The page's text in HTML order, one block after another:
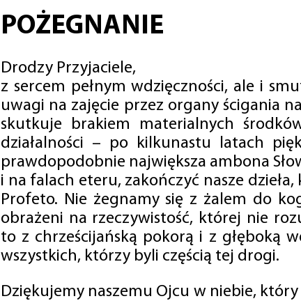
POŻEGNANIE
Drodzy Przyjaciele,
z sercem pełnym wdzięczności, ale i
uwagi na zajęcie przez organy ścigania
skutkuje brakiem materialnych
działalności – po kilkunastu latach
prawdopodobnie największa ambona
i na falach eteru, zakończyć nasze
Profeto. Nie żegnamy się z żalem do
obrażeni na rzeczywistość, której nie
to z chrześcijańską pokorą i z głęboką
wszystkich, którzy byli częścią tej drogi.
Dziękujemy naszemu Ojcu w niebie,